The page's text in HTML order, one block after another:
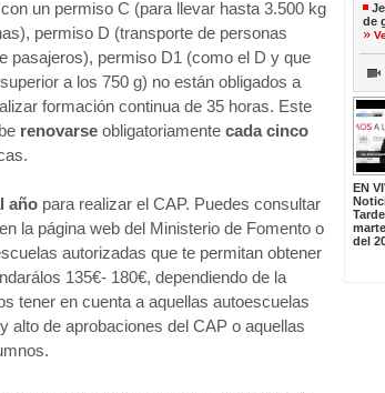
un permiso C (para llevar hasta 3.500 kg
permiso D (transporte de personas
pasajeros), permiso D1 (como el D y que
a los 750 g) no están obligados a
formación continua de 35 horas. Este
renovarse obligatoriamente cada cinco
año para realizar el CAP. Puedes consultar
la página web del Ministerio de Fomento o
autorizadas que te permitan obtener
135€- 180€, dependiendo de la
tener en cuenta a aquellas autoescuelas
alto de aprobaciones del CAP o aquellas
de
EN
del